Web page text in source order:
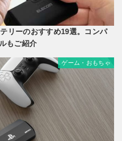
リーのおすすめ19選。コンパ
もご紹介
ゲーム・おもちゃ